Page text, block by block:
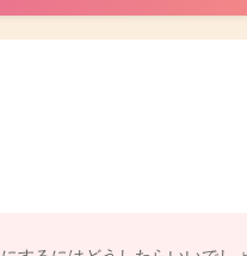
こちらではわからないことも
ります。
ら、筋腫により変性痛がある
思います。